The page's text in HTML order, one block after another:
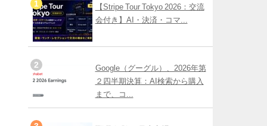
【Stripe Tour Tokyo 2026：交流
会付き】AI・決済・コマ...
Google（グーグル）、2026年第
２四半期決算：AI検索から購入
まで、コ...